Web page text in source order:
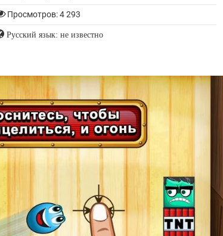
Просмотров: 4 293
Русский язык: не известно